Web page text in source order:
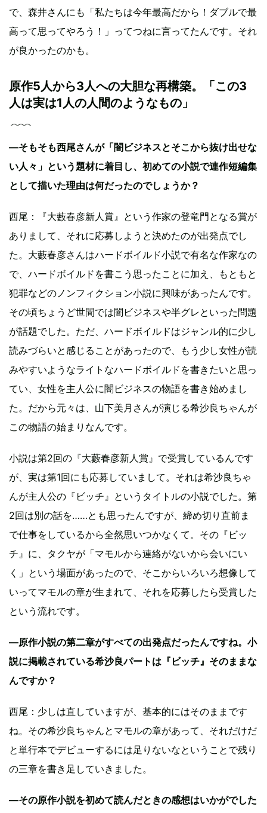
で、森井さんにも「私たちは今年最高だから！ダブルで最
高って思ってやろう！」ってつねに言ってたんです。それ
が良かったのかも。
原作5人から3人への大胆な再構築。「この3
人は実は1人の人間のようなもの」
—そもそも西尾さんが「闇ビジネスとそこから抜け出せな
い人々」という題材に着目し、初めての小説で連作短編集
として描いた理由は何だったのでしょうか？
西尾：『大藪春彦新人賞』という作家の登竜門となる賞が
ありまして、それに応募しようと決めたのが出発点でし
た。大藪春彦さんはハードボイルド小説で有名な作家なの
で、ハードボイルドを書こう思ったことに加え、もともと
犯罪などのノンフィクション小説に興味があったんです。
その頃ちょうど世間では闇ビジネスや半グレといった問題
が話題でした。ただ、ハードボイルドはジャンル的に少し
読みづらいと感じることがあったので、もう少し女性が読
みやすいようなライトなハードボイルドを書きたいと思っ
てい、女性を主人公に闇ビジネスの物語を書き始めまし
た。だから元々は、山下美月さんが演じる希沙良ちゃんが
この物語の始まりなんです。
小説は第2回の『大藪春彦新人賞』で受賞しているんです
が、実は第1回にも応募していまして。それは希沙良ちゃ
んが主人公の『ビッチ』というタイトルの小説でした。第
2回は別の話を……とも思ったんですが、締め切り直前ま
で仕事をしているから全然思いつかなくて。その『ビッ
チ』に、タクヤが「マモルから連絡がないから会いにい
く」という場面があったので、そこからいろいろ想像して
いってマモルの章が生まれて、それを応募したら受賞した
という流れです。
—原作小説の第二章がすべての出発点だったんですね。小
説に掲載されている希沙良パートは『ビッチ』そのままな
んですか？
西尾：少しは直していますが、基本的にはそのままです
ね。その希沙良ちゃんとマモルの章があって、それだけだ
と単行本でデビューするには足りないなということで残り
の三章を書き足していきました。
—その原作小説を初めて読んだときの感想はいかがでした